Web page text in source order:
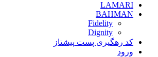
LAMARI
BAHMAN
Fidelity
Dignity
کد رهگیری پست پیشتاز
ورود